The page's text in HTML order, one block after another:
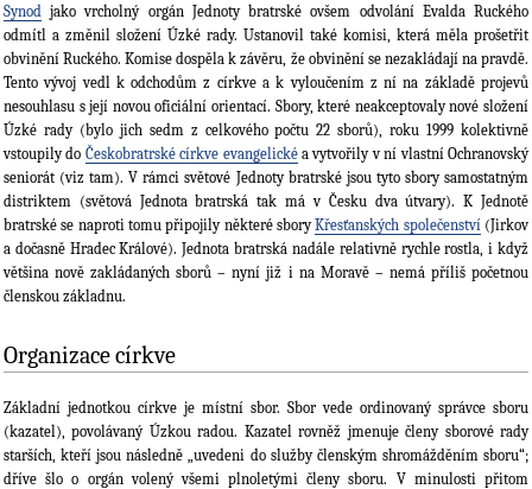
Synod jako vrcholný orgán Jednoty bratr­ské ovšem odvolání Evalda Ruckého
odmítl a změnil složení Úzké rady. Ustanovil také komisi, která měla prošetřit
obvinění Ruckého. Komise dospěla k závěru, že obvinění se nezakládají na pravdě.
Tento vývoj vedl k odchodům z církve a k vyloučením z ní na základě projevů
nesouhlasu s její novou oficiální orientací. Sbory, které neakceptovaly nové složení
Úzké rady (bylo jich sedm z celkového počtu 22 sborů), roku 1999 kolektivně
vstoupily do Českobratrské církve evangelickéa vytvořily v ní vlastní Ochranovský
seniorát (viz tam). V rámci světové Jednoty bratrské jsou tyto sbory samostatným
distriktem (světová Jednota bratrská tak má v Česku dva útvary). K Jednotě
bratrské se naproti tomu připojily některé sboryKřesťanských společenství (Jirkov
a dočasně Hradec Králové). Jednota bratrská nadále relativně rychle rostla, i když
většina nově zakládaných sborů – nyní již i na Moravě – nemá příliš početnou
členskou základnu.
Organizace církve
Základní jednotkou církve je místní sbor. Sbor vede ordinovaný správce sboru
(kazatel), povolávaný Úzkou radou. Kazatel rovněž jmenuje členy sborové rady
starších, kteří jsou následně „uvedeni do služby členským shromážděním sboru“;
dříve šlo o orgán volený všemi plnoletými členy sboru. V minulosti přitom